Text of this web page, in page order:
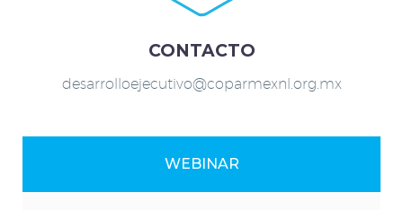
CONTACTO
desarrolloejecutivo@coparmexnl.org.mx
WEBINAR